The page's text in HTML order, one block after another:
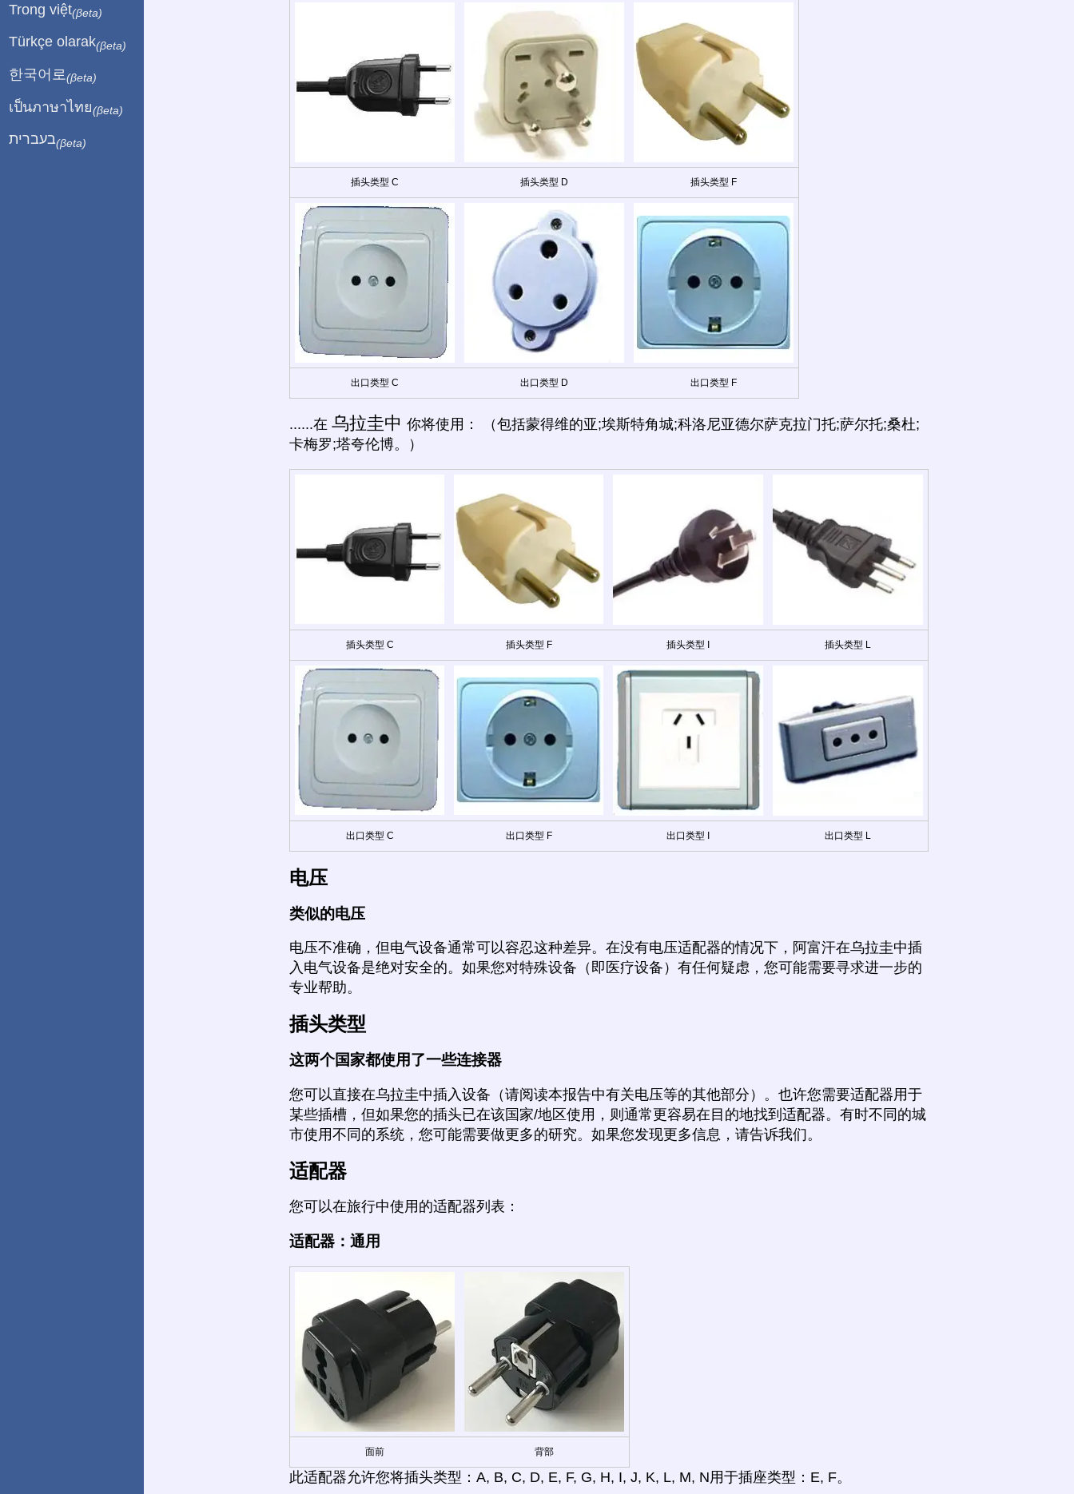
插头类型 C 插头类型 D 插头类型 F
出口类型 C 出口类型 D 出口类型 F
......在 乌拉圭中 你将使用： （包括蒙得维的亚;埃斯特角城;科洛尼亚德尔萨克拉门托;萨尔托;桑杜;
卡梅罗;塔夸伦博。）
插头类型 C 插头类型 F 插头类型 I 插头类型 L
出口类型 C 出口类型 F 出口类型 I 出口类型 L
电压
类似的电压
电压不准确，但电气设备通常可以容忍这种差异。在没有电压适配器的情况下，阿富汗在乌拉圭中插
入电气设备是绝对安全的。如果您对特殊设备（即医疗设备）有任何疑虑，您可能需要寻求进一步的
专业帮助。
插头类型
这两个国家都使用了一些连接器
您可以直接在乌拉圭中插入设备（请阅读本报告中有关电压等的其他部分）。也许您需要适配器用于
某些插槽，但如果您的插头已在该国家/地区使用，则通常更容易在目的地找到适配器。有时不同的城
市使用不同的系统，您可能需要做更多的研究。如果您发现更多信息，请告诉我们。
适配器
您可以在旅行中使用的适配器列表：
适配器：通用
面前 背部
此适配器允许您将插头类型：A, B, C, D, E, F, G, H, I, J, K, L, M, N用于插座类型：E, F。
Trong việt(βeta)
Türkçe olarak(βeta)
한국어로 (βeta)
เป็นภาษาไทย(βeta)
בעברית(βeta)